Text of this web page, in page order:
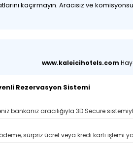
kaçırmayın. Aracısız ve
www.kaleicihotels.com
Rezervasyon Sistemi
bankanız aracılığıyla 3D Secure
sürpriz ücret veya kredi kartı işlemi